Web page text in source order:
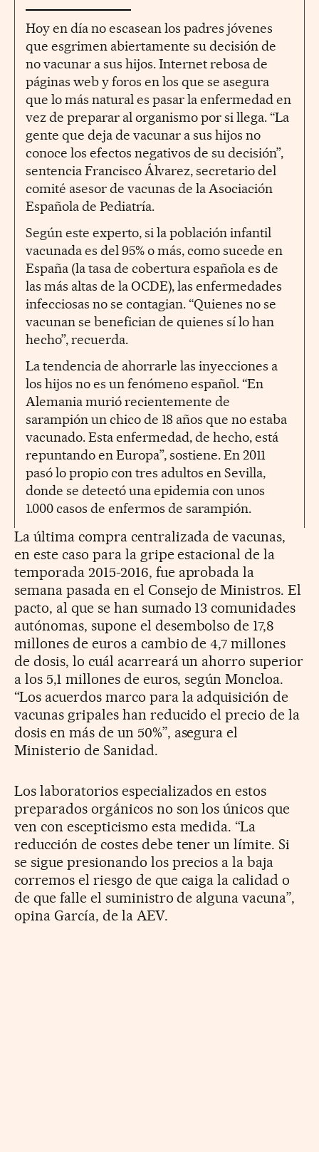
Hoy en día no escasean los padres jóvenes
que esgrimen abiertamente su decisión de
no vacunar a sus hijos. Internet rebosa de
páginas web y foros en los que se asegura
que lo más natural es pasar la enfermedad en
vez de preparar al organismo por si llega. “La
gente que deja de vacunar a sus hijos no
conoce los efectos negativos de su decisión”,
sentencia Francisco Álvarez, secretario del
comité asesor de vacunas de la Asociación
Española de Pediatría.
Según este experto, si la población infantil
vacunada es del 95% o más, como sucede en
España (la tasa de cobertura española es de
las más altas de la OCDE), las enfermedades
infecciosas no se contagian. “Quienes no se
vacunan se benefician de quienes sí lo han
hecho”, recuerda.
La tendencia de ahorrarle las inyecciones a
los hijos no es un fenómeno español. “En
Alemania murió recientemente de
sarampión un chico de 18 años que no estaba
vacunado. Esta enfermedad, de hecho, está
repuntando en Europa”, sostiene. En 2011
pasó lo propio con tres adultos en Sevilla,
donde se detectó una epidemia con unos
1.000 casos de enfermos de sarampión.
La última compra centralizada de vacunas,
en este caso para la gripe estacional de la
temporada 2015-2016, fue aprobada la
semana pasada en el Consejo de Ministros. El
pacto, al que se han sumado 13 comunidades
autónomas, supone el desembolso de 17,8
millones de euros a cambio de 4,7 millones
de dosis, lo cuál acarreará un ahorro superior
a los 5,1 millones de euros, según Moncloa.
“Los acuerdos marco para la adquisición de
vacunas gripales han reducido el precio de la
dosis en más de un 50%”, asegura el
Ministerio de Sanidad.
Los laboratorios especializados en estos
preparados orgánicos no son los únicos que
ven con escepticismo esta medida. “La
reducción de costes debe tener un límite. Si
se sigue presionando los precios a la baja
corremos el riesgo de que caiga la calidad o
de que falle el suministro de alguna vacuna”,
opina García, de la AEV.